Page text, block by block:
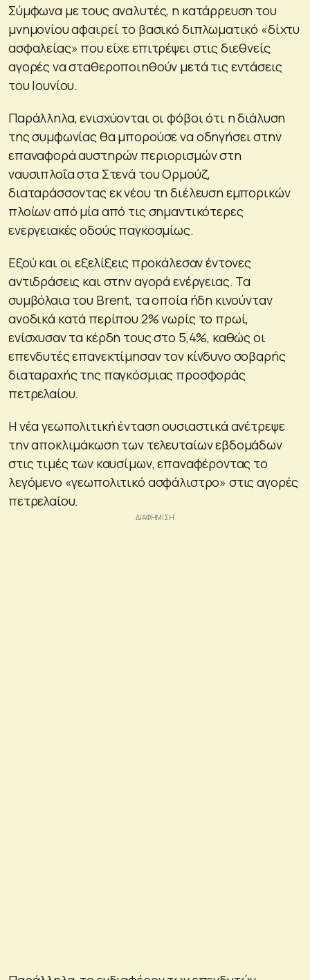
Σύμφωνα με τους αναλυτές, η κατάρρευση του
μνημονίου αφαιρεί το βασικό διπλωματικό «δίχτυ
ασφαλείας» που είχε επιτρέψει στις διεθνείς
αγορές να σταθεροποιηθούν μετά τις εντάσεις
του Ιουνίου.
Παράλληλα, ενισχύονται οι φόβοι ότι η διάλυση
της συμφωνίας θα μπορούσε να οδηγήσει στην
επαναφορά αυστηρών περιορισμών στη
ναυσιπλοΐα στα Στενά του Ορμούζ,
διαταράσσοντας εκ νέου τη διέλευση εμπορικών
πλοίων από μία από τις σημαντικότερες
ενεργειακές οδούς παγκοσμίως.
Εξού και οι εξελίξεις προκάλεσαν έντονες
αντιδράσεις και στην αγορά ενέργειας. Τα
συμβόλαια του Brent, τα οποία ήδη κινούνταν
ανοδικά κατά περίπου 2% νωρίς το πρωί,
ενίσχυσαν τα κέρδη τους στο 5,4%, καθώς οι
επενδυτές επανεκτίμησαν τον κίνδυνο σοβαρής
διαταραχής της παγκόσμιας προσφοράς
πετρελαίου.
Η νέα γεωπολιτική ένταση ουσιαστικά ανέτρεψε
την αποκλιμάκωση των τελευταίων εβδομάδων
στις τιμές των καυσίμων, επαναφέροντας το
λεγόμενο «γεωπολιτικό ασφάλιστρο» στις αγορές
πετρελαίου.